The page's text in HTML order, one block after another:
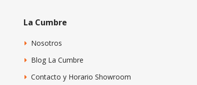
La Cumbre
Nosotros
Blog La Cumbre
Contacto y Horario Showroom